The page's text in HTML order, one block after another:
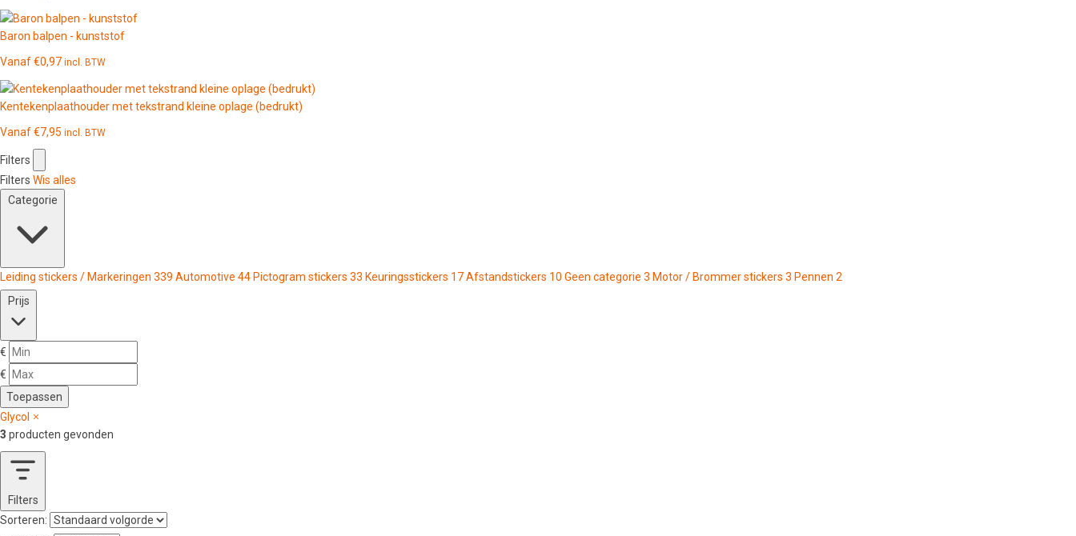
Baron balpen - kunststof
Vanaf€0,97 incl. BTW
Kentekenplaathouder met tekstrand kleine oplage (bedrukt)
Vanaf€7,95 incl. BTW
Filters
Filters Wis alles
Categorie
Leiding stickers / Markeringen 339 Automotive 44 Pictogram stickers 33 Keuringsstickers 17Afstandstickers 10 Geen categorie 3 Motor / Brommer stickers 3 Pennen 2
Prijs
€
€
Toepassen
Glycol
3 producten gevonden
Filters
Sorteren: